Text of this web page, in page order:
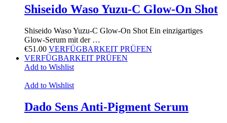
Shiseido Waso Yuzu-C Glow-On Shot
Shiseido Waso Yuzu-C Glow-On Shot Ein einzigartiges
Glow-Serum mit der …
€51.00 VERFÜGBARKEIT PRÜFEN
VERFÜGBARKEIT PRÜFEN
Add to Wishlist
Add to Wishlist
Dado Sens Anti-Pigment Serum